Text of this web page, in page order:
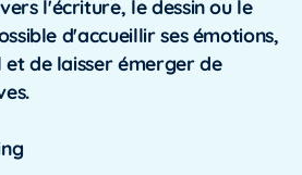
l'écriture, le dessin ou le
d'accueillir ses émotions,
de laisser émerger de